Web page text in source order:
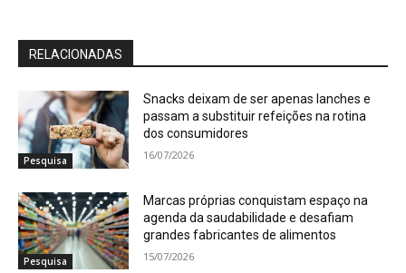
RELACIONADAS
Pesquisa
Snacks deixam de ser apenas lanches e
passam a substituir refeições na rotina
dos consumidores
16/07/2026
Pesquisa
Marcas próprias conquistam espaço na
agenda da saudabilidade e desafiam
grandes fabricantes de alimentos
15/07/2026